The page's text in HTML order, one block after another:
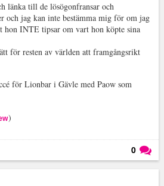
länka till de lösögonfransar och
och jag kan inte bestämma mig för om jag
hon INTE tipsar om vart hon köpte sina
för resten av världen att framgångsrikt
för Lionbar i Gävle med Paow som
)
0